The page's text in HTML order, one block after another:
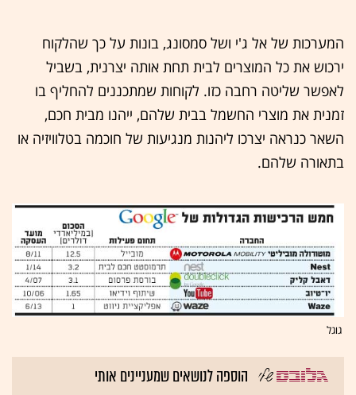
המערכות של אל ג'י ושל סמסונג, בונות על כך שהלקוח
ירכוש את כל המוצרים לבית תחת אותה יצרנית, בשביל
לאפשר שליטה רחבה כזו. לקוחות שמתכננים להחליף בו
זמנית את מוצרי החשמל בבית שלהם, ייהנו מבית חכם,
השאר כנראה יצרכו ליהנות מנגיעות של חוכמה בטלוויזיה או
בתאורה שלהם.
גוגל
הוספה לנושאים שמעניינים אותי